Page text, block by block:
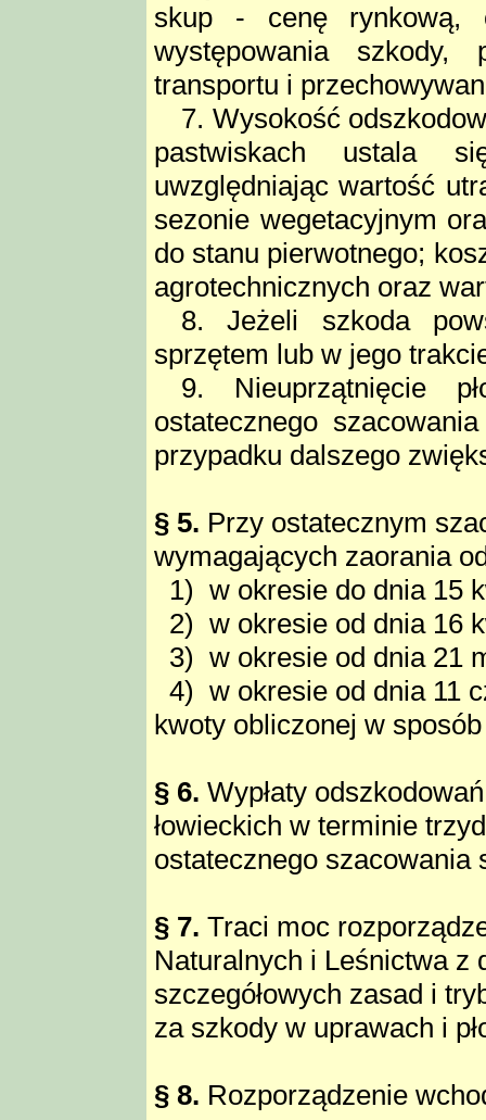
skup - cenę rynkową,
występowania szkody,
transportu i
7. Wysokość
pastwiskach ustala
uwzględniając wartość
sezonie wegetacyjnym
do stanu pierwotnego;
agrotechnicznych oraz
8. Jeżeli szkoda
sprzętem lub w jego
9. Nieuprzątnięcie
ostatecznego
przypadku dalszego
§ 5. Przy ostatecznym
wymagających zaorania
1) w okresie do dnia 15
2) w okresie od dnia 16
3) w okresie od dnia 21
4) w okresie od dnia 11
kwoty obliczonej w
§ 6. Wypłaty
łowieckich w terminie
ostatecznego szacowania
§ 7. Traci moc
Naturalnych i Leśnictwa z
szczegółowych zasad i
za szkody w uprawach i
§ 8. Rozporządzenie